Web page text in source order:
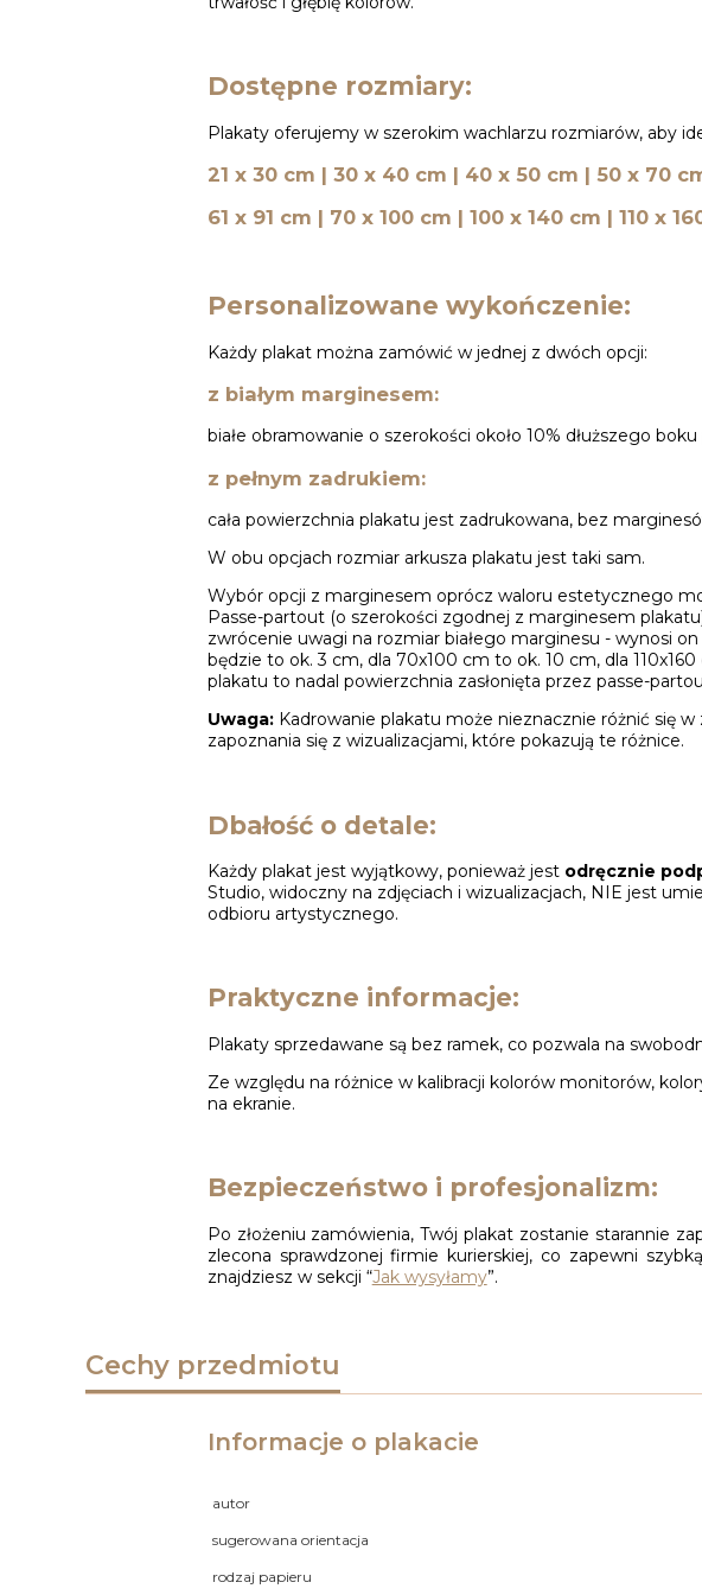
Dostępne rozmiary:
Plakaty oferujemy w szerokim wachlarzu rozmiarów, aby
21 x 30 cm | 30 x 40 cm | 40 x 50 cm | 50 x 70
61 x 91 cm | 70 x 100 cm | 100 x 140 cm | 110 x
Personalizowane wykończenie:
Każdy plakat można zamówić w jednej z dwóch opcji:
z białym marginesem:
białe obramowanie o szerokości około 10% dłuższego
z pełnym zadrukiem:
cała powierzchnia plakatu jest zadrukowana, bez
W obu opcjach rozmiar arkusza plakatu jest taki sam.
Wybór opcji z marginesem oprócz waloru estetycznego
Passe-partout (o szerokości zgodnej z marginesem
zwrócenie uwagi na rozmiar białego marginesu - wynosi
będzie to ok. 3 cm, dla 70x100 cm to ok. 10 cm, dla
plakatu to nadal powierzchnia zasłonięta przez passe-
Uwaga:Kadrowanie plakatu może nieznacznie różnić się
zapoznania się z wizualizacjami, które pokazują te różnice.
Dbałość o detale:
Każdy plakat jest wyjątkowy, ponieważ jest odręcznie
Studio, widoczny na zdjęciach i wizualizacjach, NIE jest
odbioru artystycznego.
Praktyczne informacje:
Plakaty sprzedawane są bez ramek, co pozwala na
Ze względu na różnice w kalibracji kolorów monitorów,
na ekranie.
Bezpieczeństwo i profesjonalizm:
Po złożeniu zamówienia, Twój plakat zostanie starannie
zlecona sprawdzonej firmie kurierskiej, co zapewni
znajdziesz w sekcji “Jak wysyłamy”.
Cechy przedmiotu
Informacje o plakacie
autor
sugerowana orientacja
rodzaj papieru